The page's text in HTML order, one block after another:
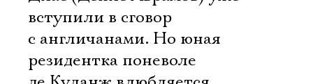
вступили в сговор
с англичанами. Но юная
резидентка поневоле